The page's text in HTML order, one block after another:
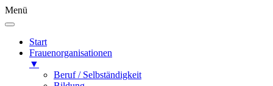
Menü
Start
Frauenorganisationen
▼
Beruf / Selbständigkeit